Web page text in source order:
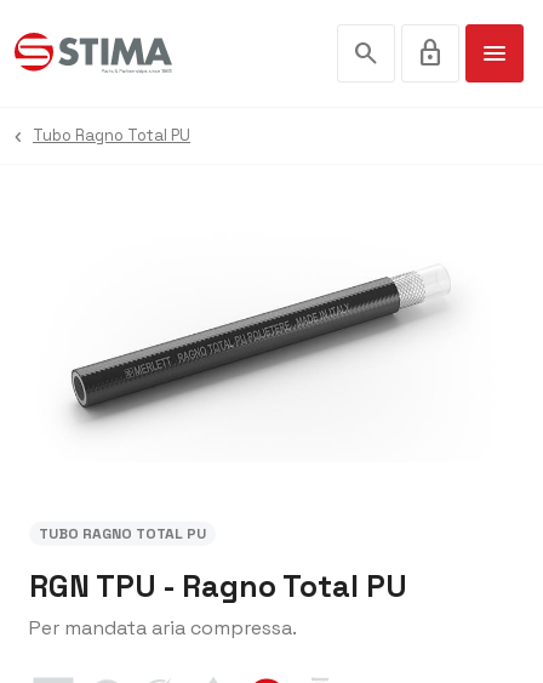
search lock menu
Tubo Ragno Total PU
TUBO RAGNO TOTAL PU
RGN TPU - Ragno Total PU
Per mandata aria compressa.